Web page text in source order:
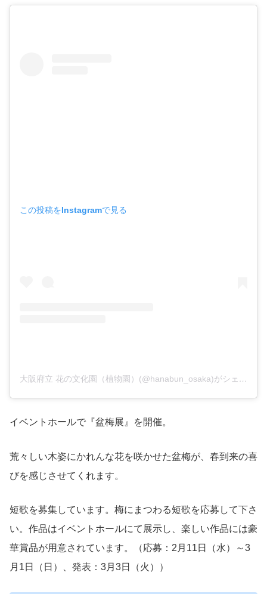
この投稿をInstagramで見る
大阪府立 花の文化園（植物園）(@hanabun_osaka)がシェアした投稿
イベントホールで『盆梅展』を開催。
荒々しい木姿にかれんな花を咲かせた盆梅が、春到来の喜
びを感じさせてくれます。
短歌を募集しています。梅にまつわる短歌を応募して下さ
い。作品はイベントホールにて展示し、楽しい作品には豪
華賞品が用意されています。（応募：2月11日（水）～3
月1日（日）、発表：3月3日（火））